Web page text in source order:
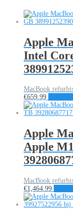
Apple
Intel
MacBook
€659.99
Apple
Apple
MacBook
€1,464.99